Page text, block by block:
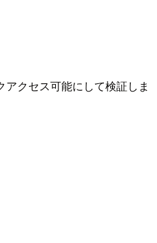
クセス可能にして検証しま